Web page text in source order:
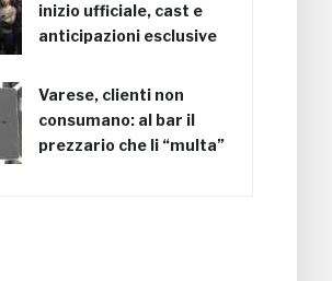
inizio ufficiale, cast e
anticipazioni esclusive
Varese, clienti non
consumano: al bar il
prezzario che li “multa”